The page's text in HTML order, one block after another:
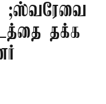
;ஸ்வரேவை
தக்க